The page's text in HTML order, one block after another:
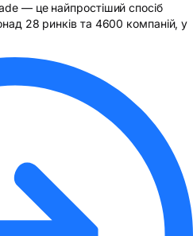
— це найпростіший спосіб
28 ринків та 4600 компаній, у